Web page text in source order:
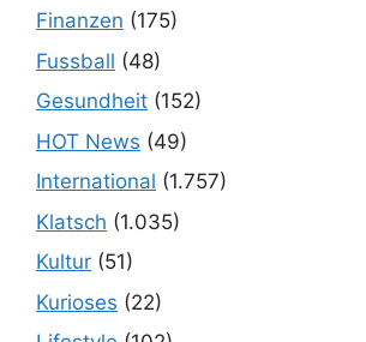
Finanzen (175)
Fussball (48)
Gesundheit (152)
HOT News (49)
International (1.757)
Klatsch (1.035)
Kultur (51)
Kurioses (22)